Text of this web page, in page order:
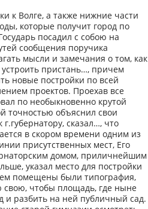
к Волге, а также нижние части
которые получит город по
посадил с собою на
сообщения поручика
мысли и замечания о том, как
пристань…, причем
новые постройки по всей
проектов. Проехав все
по необыкновенно крутой
точностью объяснил свои
сказал…, что
в скором времени одним из
присутственных мест, Его
домом, приличнейшим
указал место для постройки
помещены были типография,
свою, чтобы площадь, где ныне
и разбить на ней публичный сад.